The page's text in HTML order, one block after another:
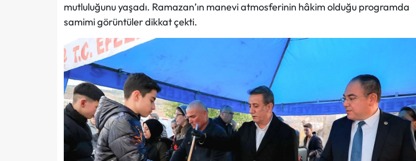
mutluluğunu yaşadı. Ramazan’ın manevi atmosferinin hâkim olduğu programda
samimi görüntüler dikkat çekti.